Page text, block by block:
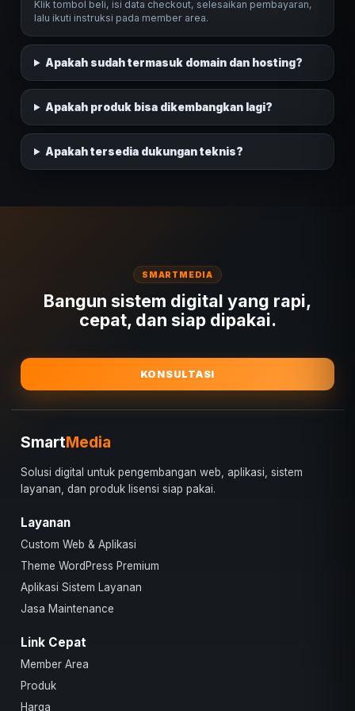
Klik tombol beli, isi data checkout, selesaikan pembayaran,
lalu ikuti instruksi pada member area.
Apakah sudah termasuk domain dan hosting?
Apakah produk bisa dikembangkan lagi?
Apakah tersedia dukungan teknis?
SMARTMEDIA
Bangun sistem digital yang rapi,
cepat, dan siap dipakai.
KONSULTASI
SmartMedia
Solusi digital untuk pengembangan web, aplikasi, sistem
layanan, dan produk lisensi siap pakai.
Layanan
Custom Web & Aplikasi
Theme WordPress Premium
Aplikasi Sistem Layanan
Jasa Maintenance
Link Cepat
Member Area
Produk
Harga